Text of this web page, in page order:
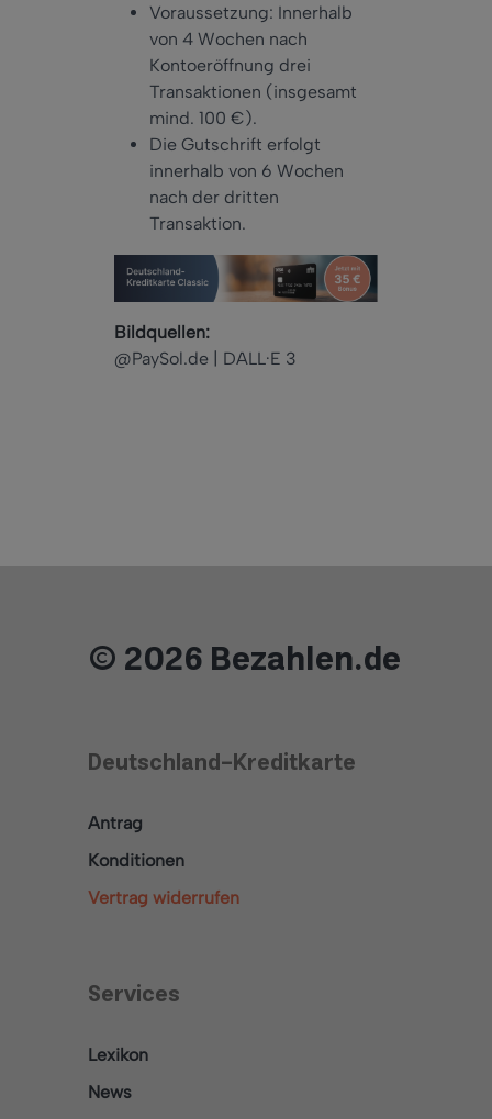
Voraussetzung: Innerhalb
von 4 Wochen nach
Kontoeröffnung drei
Transaktionen (insgesamt
mind. 100 €).
Die Gutschrift erfolgt
innerhalb von 6 Wochen
nach der dritten
Transaktion.
Bildquellen:
@PaySol.de | DALL·E 3
© 2026 Bezahlen.de
Deutschland-Kreditkarte
Antrag
Konditionen
Vertrag widerrufen
Services
Lexikon
News